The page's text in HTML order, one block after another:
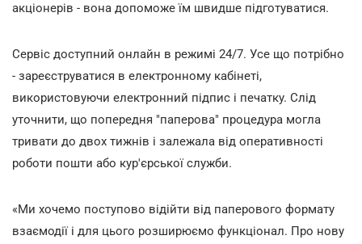
акціонерів - вона допоможе їм швидше підготуватися.
Сервіс доступний онлайн в режимі 24/7. Усе що потрібно
- зареєструватися в електронному кабінеті,
використовуючи електронний підпис і печатку. Слід
уточнити, що попередня "паперова" процедура могла
тривати до двох тижнів і залежала від оперативності
роботи пошти або кур'єрської служби.
«Ми хочемо поступово відійти від паперового формату
взаємодії і для цього розширюємо функціонал. Про нову